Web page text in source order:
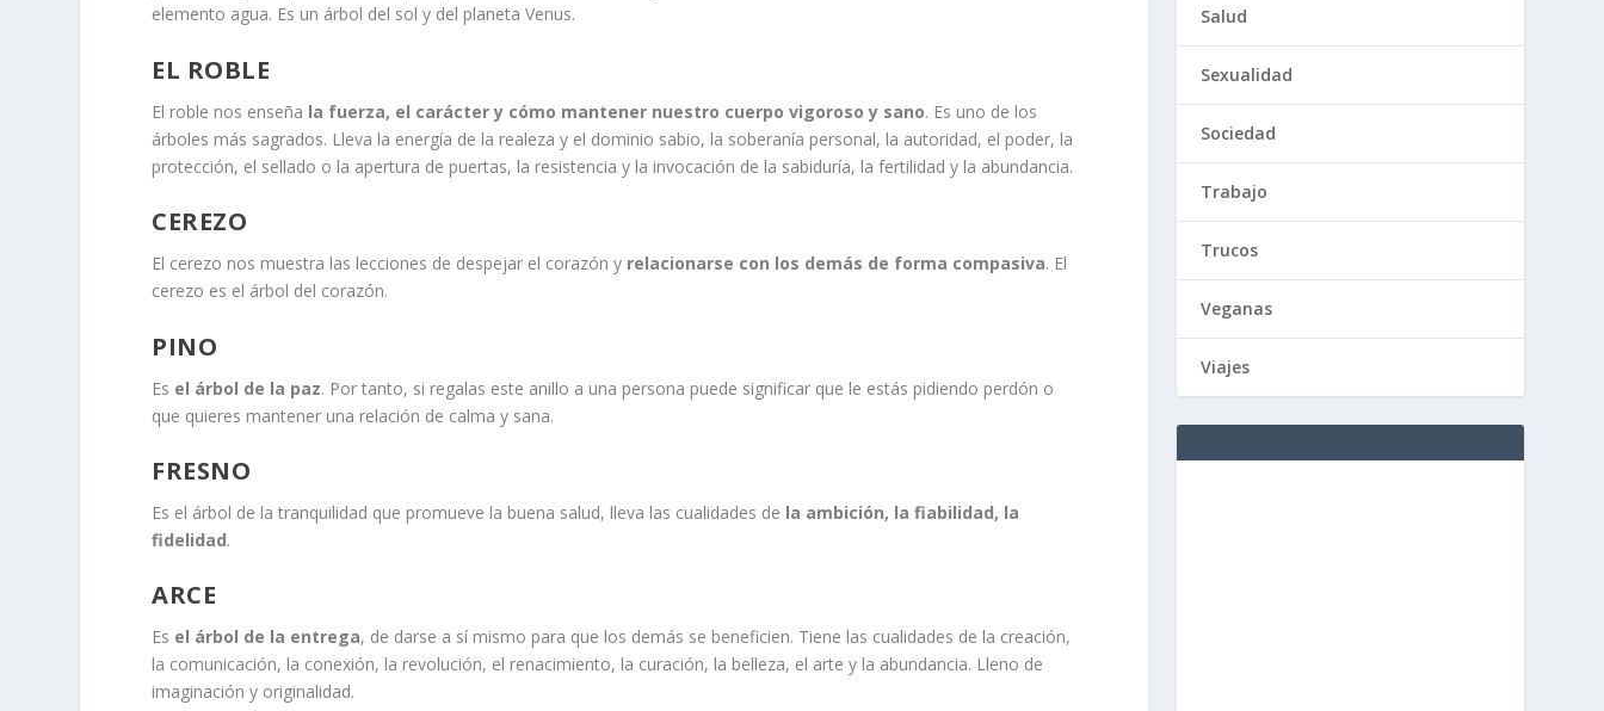
elemento agua. Es un árbol del sol y del planeta Venus.
EL ROBLE
El roble nos enseña la fuerza, el carácter y cómo mantener nuestro cuerpo vigoroso y sano. Es uno de los
árboles más sagrados. Lleva la energía de la realeza y el dominio sabio, la soberanía personal, la autoridad, el poder, la
protección, el sellado o la apertura de puertas, la resistencia y la invocación de la sabiduría, la fertilidad y la abundancia.
CEREZO
El cerezo nos muestra las lecciones de despejar el corazón y relacionarse con los demás de forma compasiva. El
cerezo es el árbol del corazón.
PINO
Es el árbol de la paz. Por tanto, si regalas este anillo a una persona puede significar que le estás pidiendo perdón o
que quieres mantener una relación de calma y sana.
FRESNO
Es el árbol de la tranquilidad que promueve la buena salud, lleva las cualidades de la ambición, la fiabilidad, la
fidelidad.
ARCE
Es el árbol de la entrega, de darse a sí mismo para que los demás se beneficien. Tiene las cualidades de la creación,
la comunicación, la conexión, la revolución, el renacimiento, la curación, la belleza, el arte y la abundancia. Lleno de
imaginación y originalidad.
Salud
Sexualidad
Sociedad
Trabajo
Trucos
Veganas
Viajes